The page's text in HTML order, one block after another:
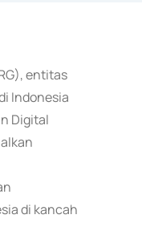
entitas
Indonesia
Digital
di kancah